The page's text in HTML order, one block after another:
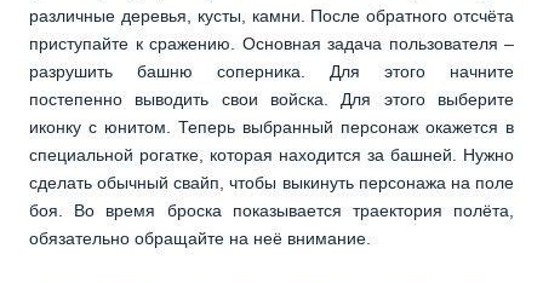
различные деревья, кусты, камни. После обратного отсчёта
приступайте к сражению. Основная задача пользователя –
разрушить башню соперника. Для этого начните
постепенно выводить свои войска. Для этого выберите
иконку с юнитом. Теперь выбранный персонаж окажется в
специальной рогатке, которая находится за башней. Нужно
сделать обычный свайп, чтобы выкинуть персонажа на поле
боя. Во время броска показывается траектория полёта,
обязательно обращайте на неё внимание.